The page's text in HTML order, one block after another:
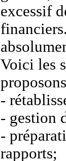
excessif
Voici les
-
- gestion
-
rapports;